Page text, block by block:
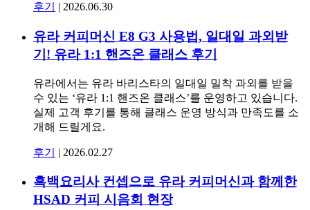
후기 | 2026.06.30
유라 커피머신 E8 G3 사용법, 일대일 과외받
기! 유라 1:1 핸즈온 클래스 후기
유라에서는 유라 바리스타의 일대일 밀착 과외를 받을
수 있는 ‘유라 1:1 핸즈온 클래스’를 운영하고 있습니다.
실제 고객 후기를 통해 클래스 운영 방식과 만족도를 소
개해 드릴게요.
후기 | 2026.02.27
흑백요리사 컨셉으로 유라 커피머신과 함께한
HSAD 커피 시음회 현장